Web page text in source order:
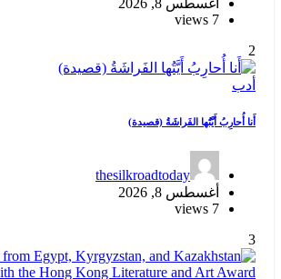
أغسطس 8, 2026
7 views
2
أدب
أَنا أُحارِبُ أَيَّتُها الفَراشَةُ (قصيدة)
thesilkroadtoday
أغسطس 8, 2026
7 views
3